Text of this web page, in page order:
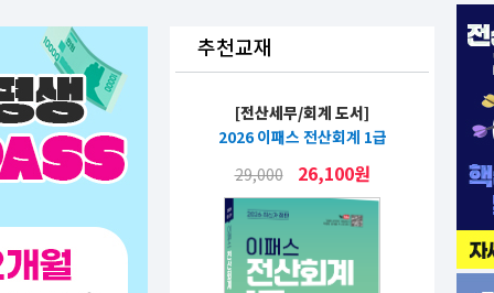
세무/회계 도서]
패스 전산회계 1급
26,100원
추천교재
[전산세무/회계 도서]
2026 이패스 전산세무 1급 (재무/원
가/부가세/소득세/법인세+기출테
마/기출문제편)
38,000
34,200원
추
2025
가/